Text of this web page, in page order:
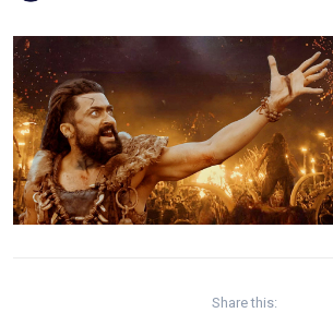
Share this: